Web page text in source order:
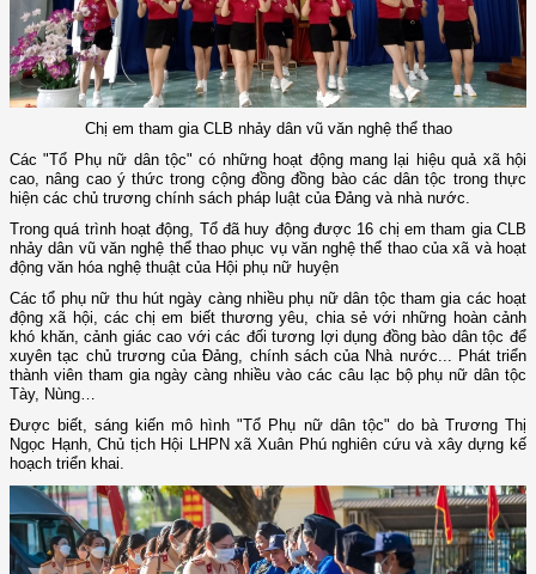
Chị em tham gia CLB nhảy dân vũ văn nghệ thể thao
Các "Tổ Phụ nữ dân tộc" có những hoạt động mang lại hiệu quả xã hội
cao, nâng cao ý thức trong cộng đồng đồng bào các dân tộc trong thực
hiện các chủ trương chính sách pháp luật của Đảng và nhà nước.
Trong quá trình hoạt động, Tổ đã huy động được 16 chị em tham gia CLB
nhảy dân vũ văn nghệ thể thao phục vụ văn nghệ thể thao của xã và hoạt
động văn hóa nghệ thuật của Hội phụ nữ huyện
Các tổ phụ nữ thu hút ngày càng nhiều phụ nữ dân tộc tham gia các hoạt
động xã hội, các chị em biết thương yêu, chia sẻ với những hoàn cảnh
khó khăn, cảnh giác cao với các đối tương lợi dụng đồng bào dân tộc để
xuyên tạc chủ trương của Đảng, chính sách của Nhà nước... Phát triển
thành viên tham gia ngày càng nhiều vào các câu lạc bộ phụ nữ dân tộc
Tày, Nùng…
Được biết, sáng kiến mô hình "Tổ Phụ nữ dân tộc" do bà Trương Thị
Ngọc Hạnh, Chủ tịch Hội LHPN xã Xuân Phú nghiên cứu và xây dựng kế
hoạch triển khai.